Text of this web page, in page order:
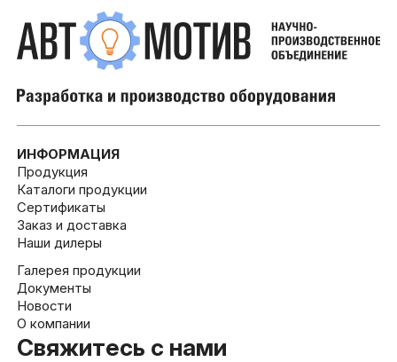
ИНФОРМАЦИЯ
Продукция
Каталоги продукции
Сертификаты
Заказ и доставка
Наши дилеры
Галерея продукции
Документы
Новости
О компании
Свяжитесь с нами